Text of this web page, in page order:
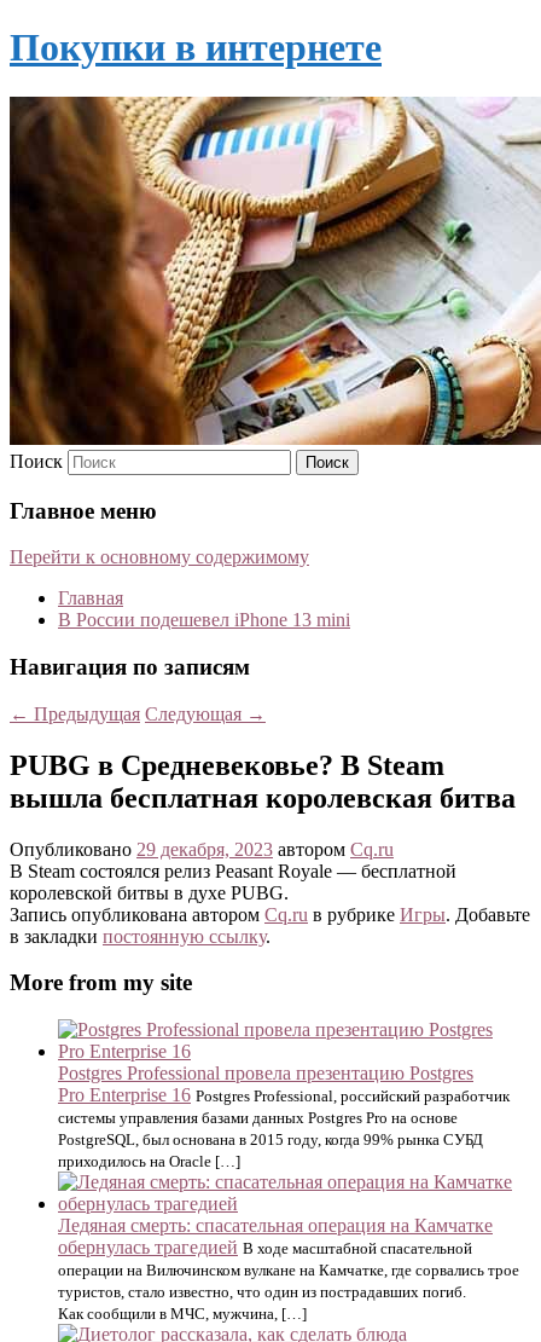
Покупки в интернете
Поиск
Главное меню
Перейти к основному содержимому
Главная
В России подешевел iPhone 13 mini
Навигация по записям
← Предыдущая Следующая →
PUBG в Средневековье? В Steam
вышла бесплатная королевская битва
Опубликовано 29 декабря, 2023 автором Cq.ru
В Steam состоялся релиз Peasant Royale — бесплатной
королевской битвы в духе PUBG.
Запись опубликована автором Cq.ru в рубрике Игры. Добавьте
в закладки постоянную ссылку.
More from my site
Postgres Professional провела презентацию Postgres
Pro Enterprise 16 Postgres Professional, российский разработчик
системы управления базами данных Postgres Pro на основе
PostgreSQL, был основана в 2015 году, когда 99% рынка СУБД
приходилось на Oracle […]
Ледяная смерть: спасательная операция на Камчатке
обернулась трагедией В ходе масштабной спасательной
операции на Вилючинском вулкане на Камчатке, где сорвались трое
туристов, стало известно, что один из пострадавших погиб.
Как сообщили в МЧС, мужчина, […]